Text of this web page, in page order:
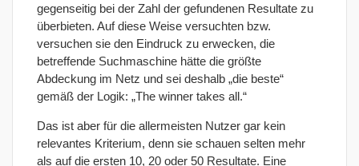
gegenseitig bei der Zahl der gefundenen Resultate zu
überbieten. Auf diese Weise versuchten bzw.
versuchen sie den Eindruck zu erwecken, die
betreffende Suchmaschine hätte die größte
Abdeckung im Netz und sei deshalb „die beste“
gemäß der Logik: „The winner takes all.“
Das ist aber für die allermeisten Nutzer gar kein
relevantes Kriterium, denn sie schauen selten mehr
als auf die ersten 10, 20 oder 50 Resultate. Eine